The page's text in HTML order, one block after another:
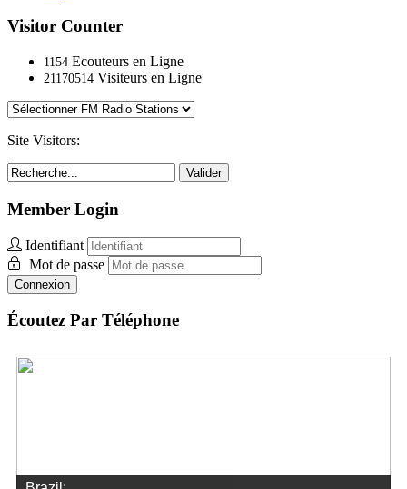
Visitor Counter
1154 Ecouteurs en Ligne
21170514 Visiteurs en Ligne
Site Visitors:
Valider
Member Login
Identifiant
Mot de passe
Connexion
Écoutez Par Téléphone